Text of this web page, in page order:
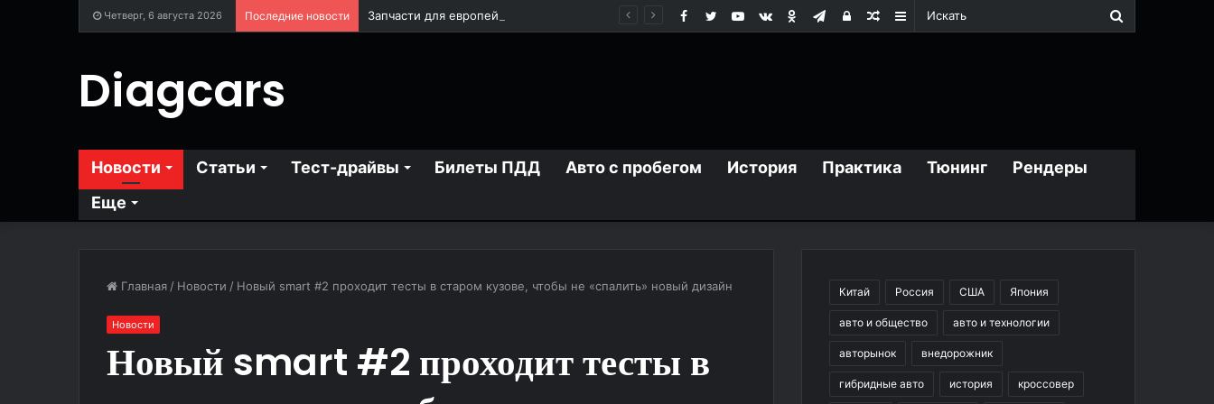
Четверг, 6 августа 2026 Последние новости Sidebar
Случайная
Войти
Telegram
Одноклассники
vk.com
YouTube
Twitter
Facebook
Diagcars
Новости Статьи Тест-драйвы Билеты ПДД Авто с пробегом История Практика Тюнинг
Рендеры
Еще
Главная / Новости / Новый smart #2 проходит тесты в старом кузове, чтобы не «спалить» новый дизайн
Новости
Новый smart #2 проходит тесты в
Китай Россия США Япония
авто и общество авто и технологии
авторынок внедорожник
гибридные авто история кроссовер